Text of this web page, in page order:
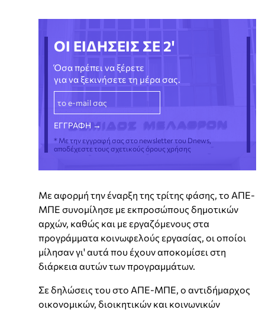
ΟΙ ΕΙΔΗΣΕΙΣ ΣΕ 2'
Όσα πρέπει να ξέρετε
για να ξεκινήσετε τη μέρα σας.
* Με την εγγραφή σας στο newsletter του Dnews,
αποδέχεστε τους σχετικούς όρους χρήσης
Με αφορμή την έναρξη της τρίτης φάσης, το ΑΠΕ-
ΜΠΕ συνομίλησε με εκπροσώπους δημοτικών
αρχών, καθώς και με εργαζόμενους στα
προγράμματα κοινωφελούς εργασίας, οι οποίοι
μίλησαν γι' αυτά που έχουν αποκομίσει στη
διάρκεια αυτών των προγραμμάτων.
Σε δηλώσεις του στο ΑΠΕ-ΜΠΕ, ο αντιδήμαρχος
οικονομικών, διοικητικών και κοινωνικών